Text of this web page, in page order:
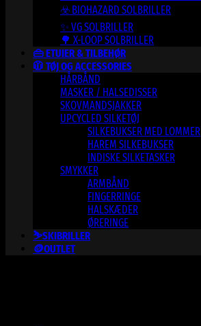
☣️ BIOHAZARD SOLBRILLER
✨ VG SOLBRILLER
🌳 X-LOOP SOLBRILLER
👜 ETUIER & TILBEHØR
🧥 TØJ OG ACCESSORIES
HÅRBÅND
MASKER / HALSEDISSER
SKOVMANDSJAKKER
UPCYCLED SILKETØJ
SILKEBUKSER MED LOMMER
HAREM SILKEBUKSER
INDISKE SILKETASKER
SMYKKER
ARMBÅND
FINGERRINGE
HALSKÆDER
ØRERINGE
⛷️SKIBRILLER
🪙OUTLET